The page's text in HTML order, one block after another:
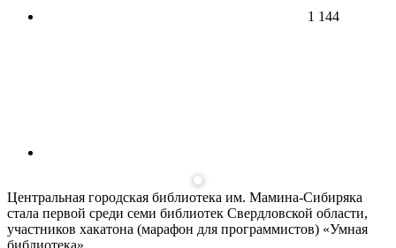
1 144
Центральная городская библиотека им. Мамина-Сибиряка
стала первой среди семи библиотек Свердловской области,
участников хакатона (марафон для программистов) «Умная
библиотека».